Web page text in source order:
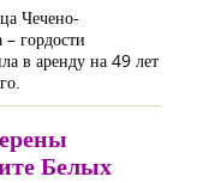
Чечено-
гордости
в аренду на 49 лет
Белых